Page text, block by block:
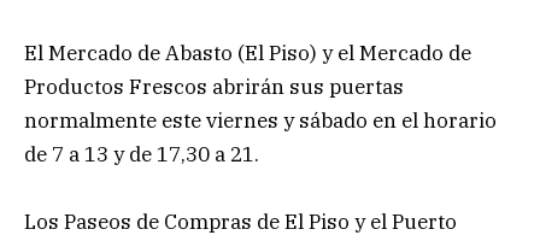
El Mercado de Abasto (El Piso) y el Mercado de
Productos Frescos abrirán sus puertas
normalmente este viernes y sábado en el horario
de 7 a 13 y de 17,30 a 21.
Los Paseos de Compras de El Piso y el Puerto